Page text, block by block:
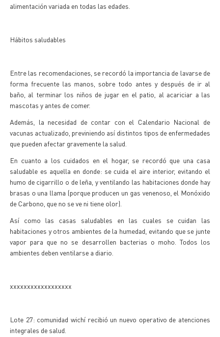
alimentación variada en todas las edades.
Hábitos saludables
Entre las recomendaciones, se recordó la importancia de lavarse de
forma frecuente las manos, sobre todo antes y después de ir al
baño, al terminar los niños de jugar en el patio, al acariciar a las
mascotas y antes de comer.
Además, la necesidad de contar con el Calendario Nacional de
vacunas actualizado, previniendo así distintos tipos de enfermedades
que pueden afectar gravemente la salud.
En cuanto a los cuidados en el hogar, se recordó que una casa
saludable es aquella en donde: se cuida el aire interior, evitando el
humo de cigarrillo o de leña, y ventilando las habitaciones donde hay
brasas o una llama (porque producen un gas venenoso, el Monóxido
de Carbono, que no se ve ni tiene olor).
Así como las casas saludables en las cuales se cuidan las
habitaciones y otros ambientes de la humedad, evitando que se junte
vapor para que no se desarrollen bacterias o moho. Todos los
ambientes deben ventilarse a diario.
xxxxxxxxxxxxxxxxxx
Lote 27: comunidad wichí recibió un nuevo operativo de atenciones
integrales de salud.